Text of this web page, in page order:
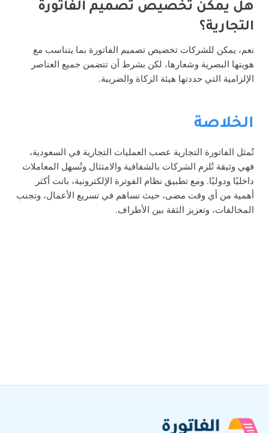
هل يمكن تخصيص تصميم الفاتورة
التجارية؟
نعم، يمكن للشركات تخصيص تصميم الفاتورة بما يتناسب مع
هويتها البصرية وشعارها، لكن بشرط أن تتضمن جميع العناصر
الإلزامية التي حددتها هيئة الزكاة والضريبة.
الخلاصة
تُمثل الفاتورة التجارية عصب العمليات التجارية في السعودية،
فهي وثيقة تُلزم الشركات بالشفافية والامتثال وتُسهل المعاملات
داخليًا ودوليًا. ومع تطبيق نظام الفوترة الإلكترونية، باتت أكثر
أهمية من أي وقت مضى، حيث تساهم في تسريع الأعمال، وتجنب
المخالفات، وتعزيز الثقة بين الأطراف.